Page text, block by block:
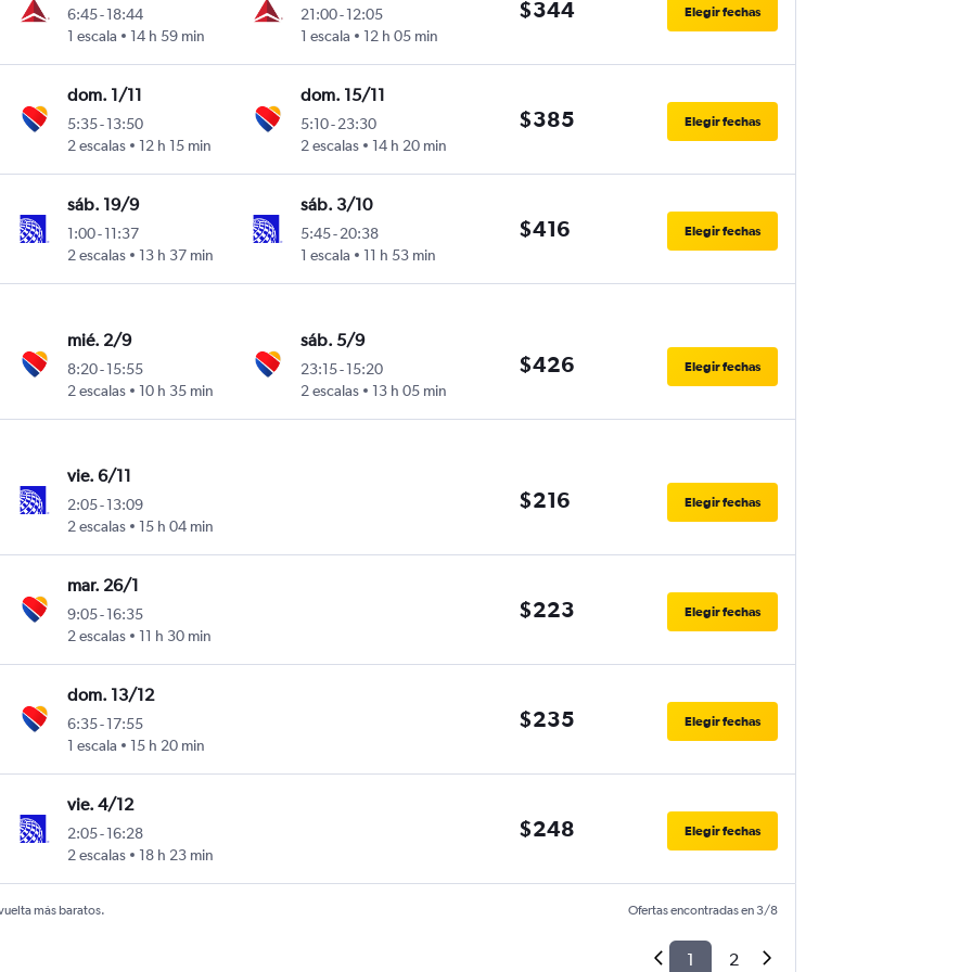
6:45-18:44
1 escala
14 h 59 min
21:00-12:05
1 escala
12 h 05 min
$344 Elegir fechas
dom. 1/11
5:35-13:50
2 escalas
12 h 15 min
dom. 15/11
5:10-23:30
2 escalas
14 h 20 min
$385 Elegir fechas
sáb. 19/9
1:00-11:37
2 escalas
13 h 37 min
sáb. 3/10
5:45-20:38
1 escala
11 h 53 min
$416 Elegir fechas
mié. 2/9
8:20-15:55
2 escalas
10 h 35 min
sáb. 5/9
23:15-15:20
2 escalas
13 h 05 min
$426 Elegir fechas
vie. 6/11
2:05-13:09
2 escalas
15 h 04 min
$216 Elegir fechas
mar. 26/1
9:05-16:35
2 escalas
11 h 30 min
$223 Elegir fechas
dom. 13/12
6:35-17:55
1 escala
15 h 20 min
$235 Elegir fechas
vie. 4/12
2:05-16:28
2 escalas
18 h 23 min
$248 Elegir fechas
más baratos. Ofertas encontradas en 3/8
1 2